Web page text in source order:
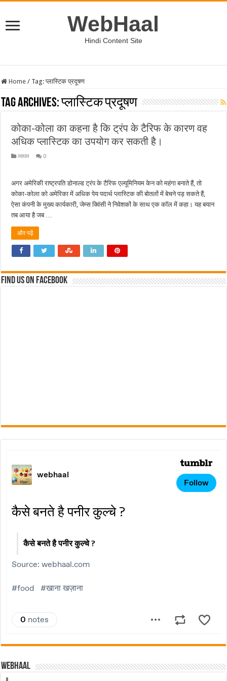
WebHaal
Hindi Content Site
Home / Tag:प्लास्टिक प्रदूषण
Tag Archives:प्लास्टिक प्रदूषण
कोका-कोला का कहना है कि ट्रंप के टैरिफ के कारण वह
अधिक प्लास्टिक का उपयोग कर सकती है।
व्यापार 0
अगर अमेरिकी राष्ट्रपति डोनाल्ड ट्रंप के टैरिफ एल्यूमिनियम केन को महंगा बनाते हैं, तो
कोका-कोला को अमेरिका में अधिक पेय पदार्थ प्लास्टिक की बोतलों में बेचने पड़ सकते हैं,
ऐसा कंपनी के मुख्य कार्यकारी, जेम्स क्विंसी ने निवेशकों के साथ एक कॉल में कहा। यह बयान
तब आया है जब …
और पढ़ें
Find us on Facebook
Webhaal